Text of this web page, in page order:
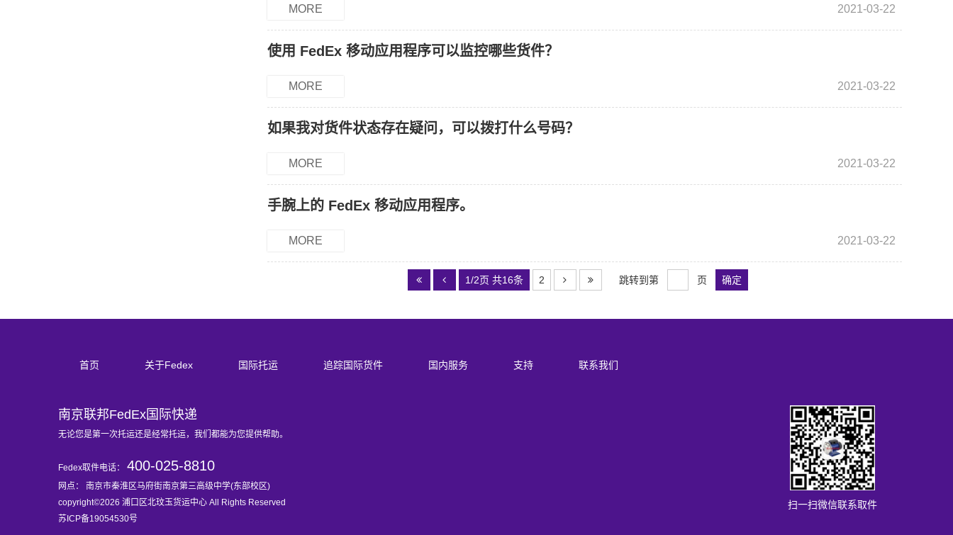
MORE 2021-03-22
使用 FedEx 移动应用程序可以监控哪些货件？
MORE 2021-03-22
如果我对货件状态存在疑问，可以拨打什么号码？
MORE 2021-03-22
手腕上的 FedEx 移动应用程序。
MORE 2021-03-22
1/2页 共16条 2 跳转到第 页
首页 关于Fedex 国际托运 追踪国际货件 国内服务 支持 联系我们
南京联邦FedEx国际快递
无论您是第一次托运还是经常托运，我们都能为您提供帮助。
Fedex取件电话： 400-025-8810
网点： 南京市秦淮区马府街南京第三高级中学(东部校区)
copyright©2026 浦口区北玟玉货运中心 All Rights Reserved
苏ICP备19054530号
扫一扫微信联系取件